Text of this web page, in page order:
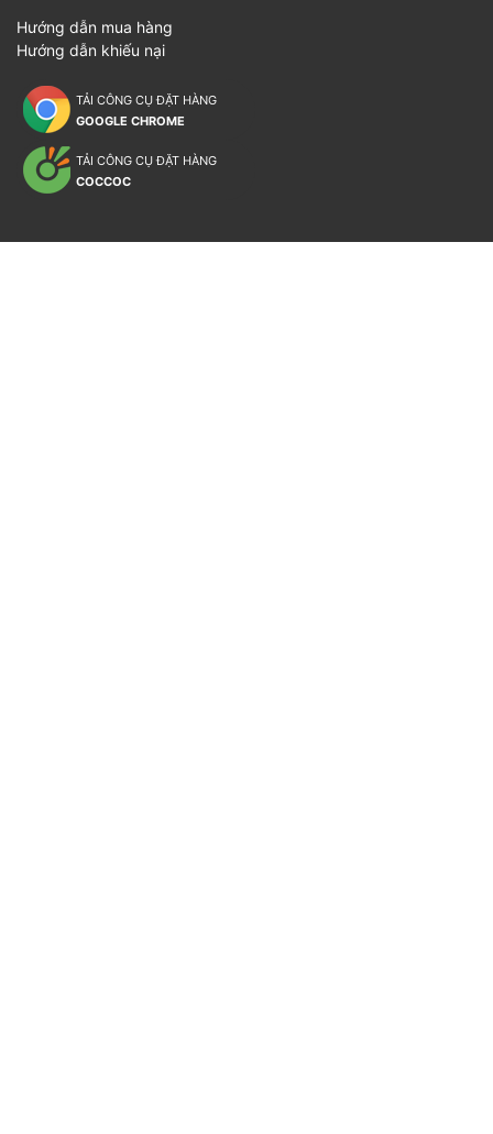
Hướng dẫn mua hàng
Hướng dẫn khiếu nại
TẢI CÔNG CỤ ĐẶT HÀNG
GOOGLE CHROME
TẢI CÔNG CỤ ĐẶT HÀNG
COCCOC